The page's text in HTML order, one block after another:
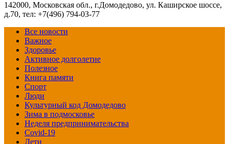
142000, Московская обл., г.Домодедово, ул. Каширское шоссе,
д.70, тел: +7(496) 794-03-77
Все новости
Важное
Здоровье
Активное долголетие
Полезное
Книга памяти
Спорт
Люди
Культурный код Домодедово
Зима в подмосковье
Неделя предпринимательства
Covid-19
Дети